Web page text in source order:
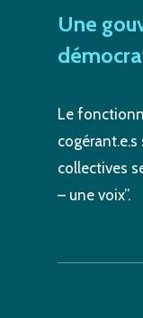
Une
Le
collectives
– une voix”.